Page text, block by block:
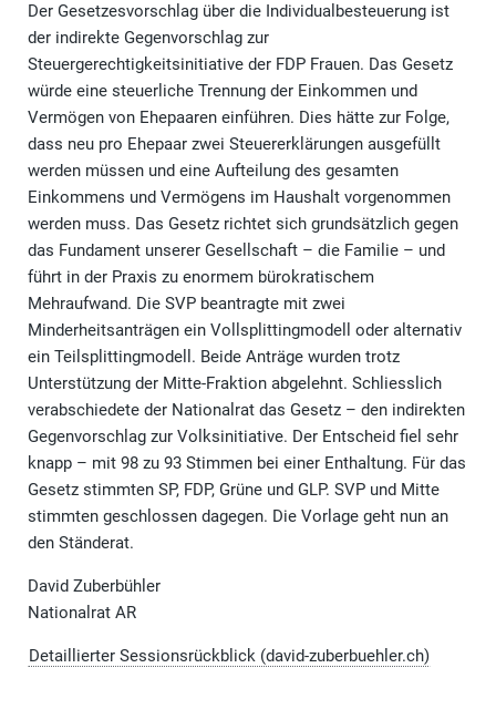
Der Gesetzesvorschlag über die Individualbesteuerung ist
der indirekte Gegenvorschlag zur
Steuergerechtigkeitsinitiative der FDP Frauen. Das Gesetz
würde eine steuerliche Trennung der Einkommen und
Vermögen von Ehepaaren einführen. Dies hätte zur Folge,
dass neu pro Ehepaar zwei Steuererklärungen ausgefüllt
werden müssen und eine Aufteilung des gesamten
Einkommens und Vermögens im Haushalt vorgenommen
werden muss. Das Gesetz richtet sich grundsätzlich gegen
das Fundament unserer Gesellschaft – die Familie – und
führt in der Praxis zu enormem bürokratischem
Mehraufwand. Die SVP beantragte mit zwei
Minderheitsanträgen ein Vollsplittingmodell oder alternativ
ein Teilsplittingmodell. Beide Anträge wurden trotz
Unterstützung der Mitte-Fraktion abgelehnt. Schliesslich
verabschiedete der Nationalrat das Gesetz – den indirekten
Gegenvorschlag zur Volksinitiative. Der Entscheid fiel sehr
knapp – mit 98 zu 93 Stimmen bei einer Enthaltung. Für das
Gesetz stimmten SP, FDP, Grüne und GLP. SVP und Mitte
stimmten geschlossen dagegen. Die Vorlage geht nun an
den Ständerat.
David Zuberbühler
Nationalrat AR
Detaillierter Sessionsrückblick (david-zuberbuehler.ch)